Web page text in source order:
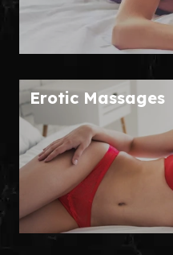
Erotic Massages